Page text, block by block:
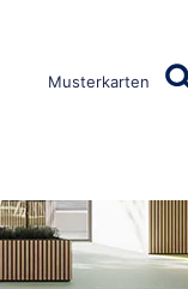
Musterkarten